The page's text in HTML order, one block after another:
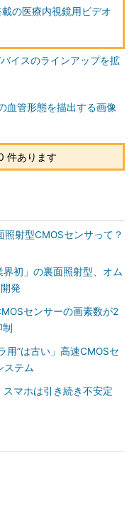
の医療内視鏡用ビデオ
イスのラインアップを拡
血管形態を描出する画像
件あります
射型CMOSセンサって？
初」の裏面照射型、オム
発
センサーの画素数が2
用”は古い」高速CMOSセ
ステム
マホは引き続き不安定